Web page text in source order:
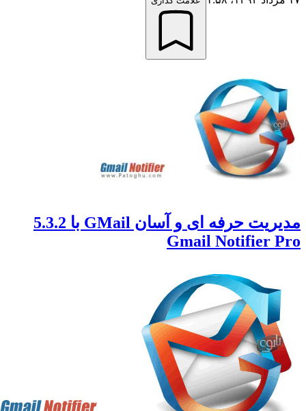
مدیریت حرفه ای و آسان GMail با 5.3.2
Gmail Notifier